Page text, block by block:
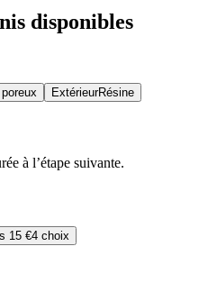
disponibles
ExtérieurRésine
à l’étape suivante.
15 €4 choix